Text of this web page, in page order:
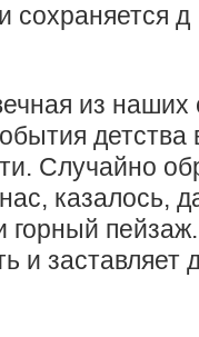
сохраняется д
из наших
детства
Случайно
казалось,
горный
и заставляет